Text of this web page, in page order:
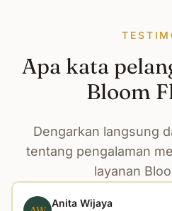
Apa kata
Bloom
Dengarkan langsung
tentang pengalaman
layanan
Anita Wijaya